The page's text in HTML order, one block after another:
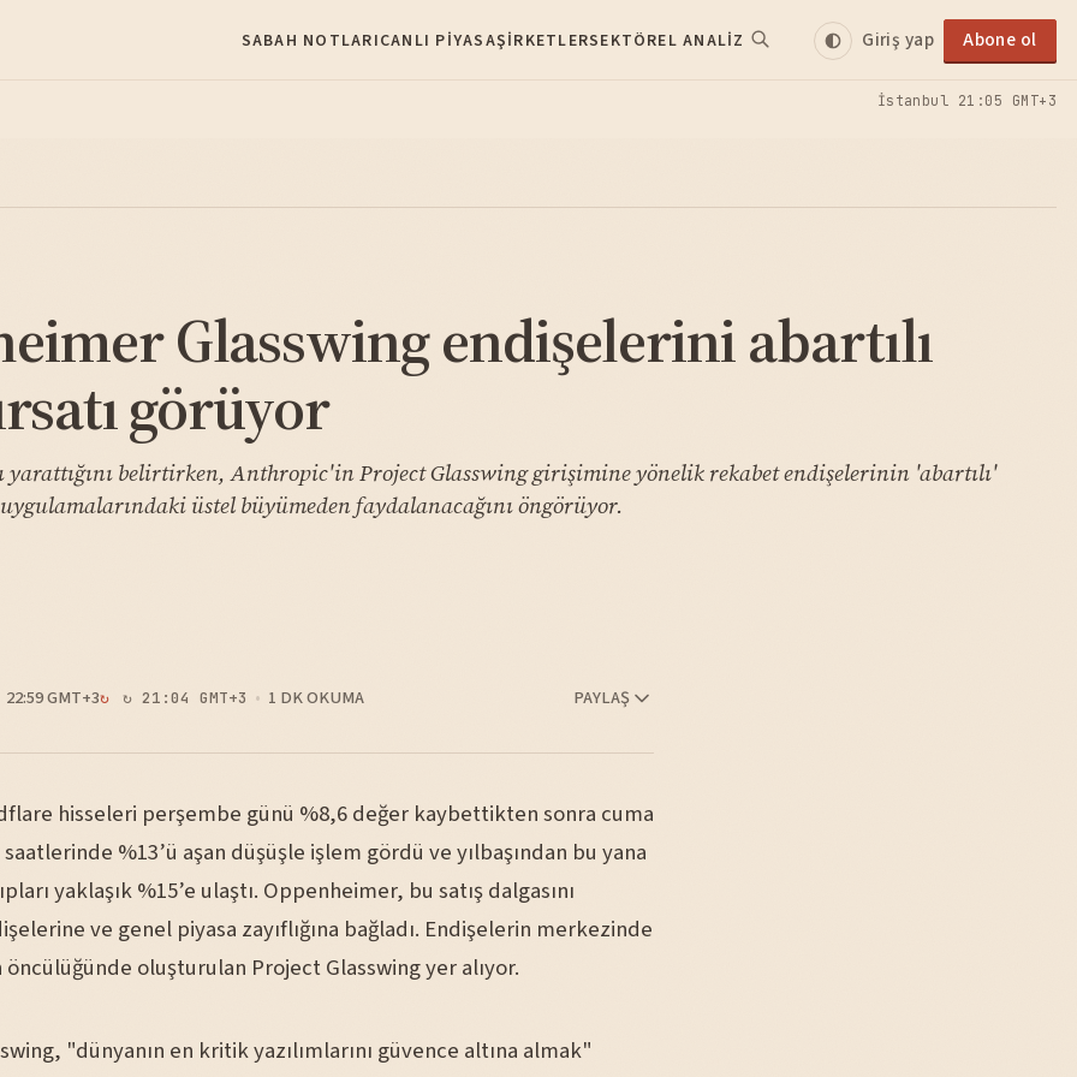
SABAH NOTLARICANLI PIYASAŞIRKETLERSEKTÖREL ANALIZ Giriş yap Abone ol
İstanbul 21:05 GMT+3
Glasswing endişelerini abartılı
görüyor
yarattığını belirtirken, Anthropic'in Project Glasswing girişimine yönelik rekabet endişelerinin 'abartılı'
üstel büyümeden faydalanacağını öngörüyor.
22:59 GMT+3 ↻ 21:04 GMT+3 1 DK OKUMA PAYLAŞ
hisseleri perşembe günü %8,6 değer kaybettikten sonra cuma
%13’ü aşan düşüşle işlem gördü ve yılbaşından bu yana
yaklaşık %15’e ulaştı. Oppenheimer, bu satış dalgasını
ve genel piyasa zayıflığına bağladı. Endişelerin merkezinde
oluşturulan Project Glasswing yer alıyor.
"dünyanın en kritik yazılımlarını güvence altına almak"